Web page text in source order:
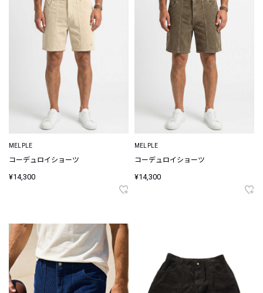
MELPLE
コーデュロイショーツ
¥14,300
MELPLE
コーデュロイショーツ
¥14,300